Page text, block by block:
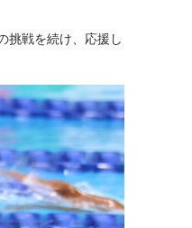
挑戦を続け、応援し